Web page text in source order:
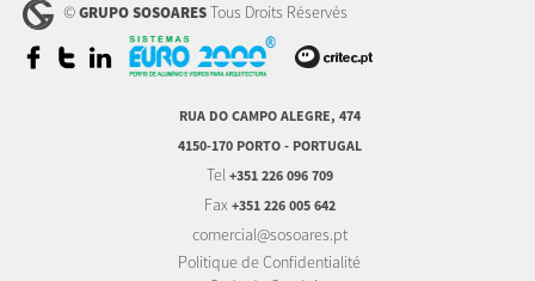
©GRUPO SOSOARESTous Droits Réservés
RUA DO CAMPO ALEGRE, 474
4150-170 PORTO - PORTUGAL
Tel +351 226 096 709
Fax +351 226 005 642
comercial@sosoares.pt
Politique de Confidentialité